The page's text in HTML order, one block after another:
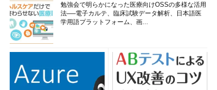
勉強会で明らかになった医療向けOSSの多様な活用
法──電子カルテ、臨床試験データ解析、日本語医
学用語プラットフォーム、画...